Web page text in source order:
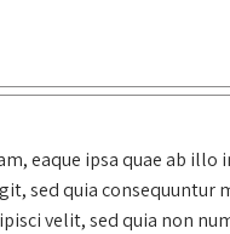
eaque ipsa quae ab illo
sed quia consequuntur
velit, sed quia non